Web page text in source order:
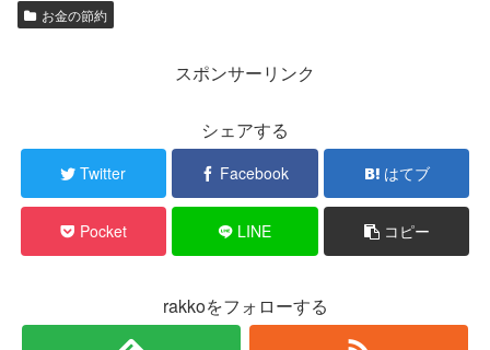
お金の節約
スポンサーリンク
シェアする
Twitter Facebook はてブ
Pocket LINE コピー
rakkoをフォローする